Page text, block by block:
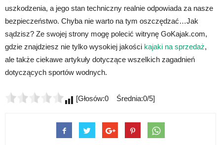
uszkodzenia, a jego stan techniczny realnie odpowiada za nasze
bezpieczeństwo. Chyba nie warto na tym oszczędzać…Jak
sądzisz? Ze swojej strony mogę polecić witrynę GoKajak.com,
gdzie znajdziesz nie tylko wysokiej jakości kajaki na sprzedaż,
ale także ciekawe artykuły dotyczące wszelkich zagadnień
dotyczących sportów wodnych.
[Głosów:0 Średnia:0/5]